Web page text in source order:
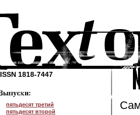
ISSN 1818-7447
пятьдесят третий
пятьдесят второй